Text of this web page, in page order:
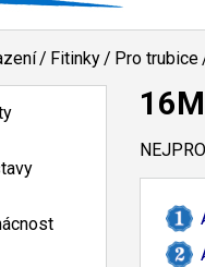
/ Fitinky/ Pro trubice